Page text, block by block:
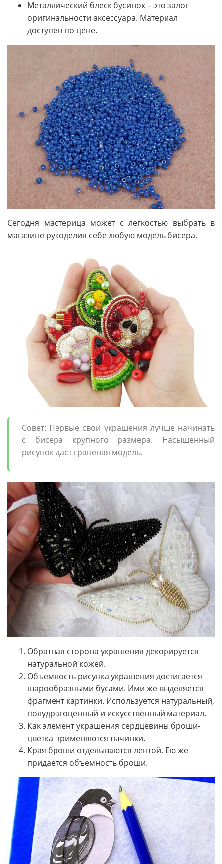
Металлический блеск бусинок – это залог
оригинальности аксессуара. Материал
доступен по цене.
Сегодня мастерица может с легкостью выбрать в
магазине рукоделия себе любую модель бисера.
Совет: Первые свои украшения лучше начинать
с бисера крупного размера. Насыщенный
рисунок даст граненая модель.
Обратная сторона украшения декорируется
натуральной кожей.
Объемность рисунка украшения достигается
шарообразными бусами. Ими же выделяется
фрагмент картинки. Используется натуральный,
полудрагоценный и искусственный материал.
Как элемент украшения сердцевины броши-
цветка применяются тычинки.
Края броши отделываются лентой. Ею же
придается объемность броши.